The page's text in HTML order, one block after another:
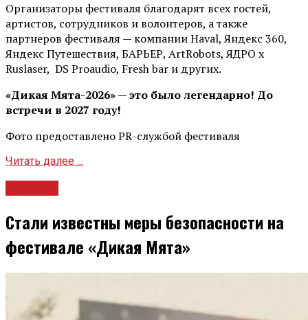
Организаторы фестиваля благодарят всех гостей,
артистов, сотрудников и волонтеров, а также
партнеров фестиваля — компании Haval, Яндекс 360,
Яндекс Путешествия, БАРЬЕР, ArtRobots, ЯДРО х
Ruslaser, DS Proaudio, Fresh bar и других.
«Дикая Мята-2026» — это было легендарно! До
встречи в 2027 году!
Фото предоставлено PR-службой фестиваля
Читать далее ...
Стали известны меры безопасности на
фестивале «Дикая Мята»